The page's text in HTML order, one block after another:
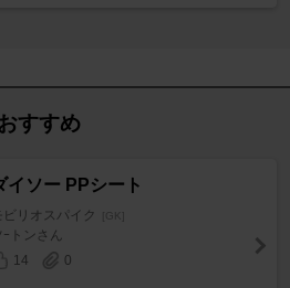
すすめ
イソー PPシート
ビリオスパイク [GK]
ｰトンさん
14
0